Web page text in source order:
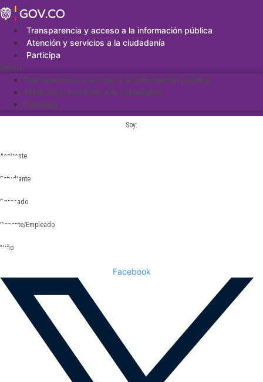
Saltar
al
contenidoTransparencia y acceso a la información pública
Atención y servicios a la ciudadanía
Participa
Menu
Transparencia y acceso a la información pública
Atención y servicios a la ciudadanía
Participa
Soy:
Aspirante
Estudiante
Egresado
Docente/Empleado
Niño
Facebook